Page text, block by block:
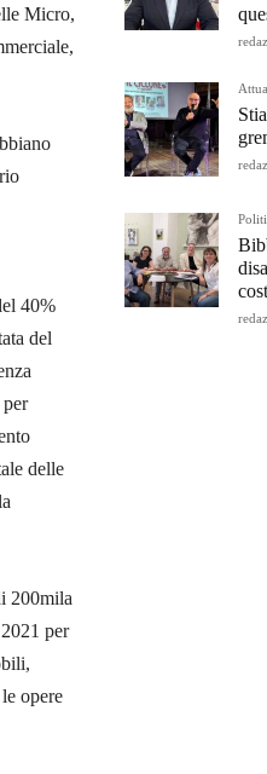
Micro,
40%
del
delle
200mila
per
opere